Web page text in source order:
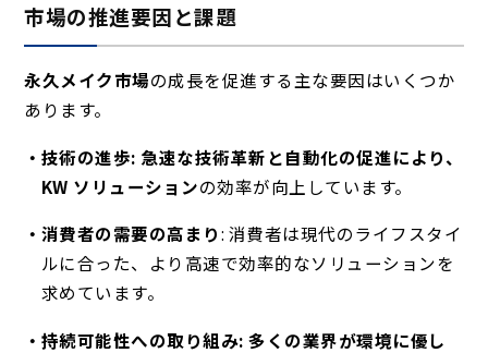
市場の推進要因と課題
永久メイク市場の成長を促進する主な要因はいくつか
あります。
技術の進歩: 急速な技術革新と自動化の促進により、
KW ソリューションの効率が向上しています。
消費者の需要の高まり: 消費者は現代のライフスタイ
ルに合った、より高速で効率的なソリューションを
求めています。
持続可能性への取り組み: 多くの業界が環境に優し